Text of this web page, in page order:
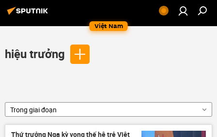
Việt Nam
hiệu trưởng
Trong giai đoạn
Thứ trưởng Nga kỳ vọng thế hệ trẻ Việt